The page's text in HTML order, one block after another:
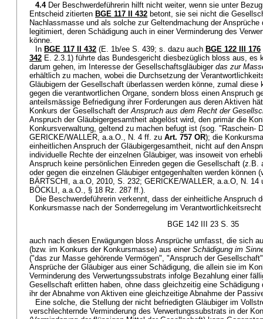
4.4 Der Beschwerdeführerin hilft nicht weiter, wenn sie unter
Entscheid zitierten BGE 117 II 432 betont, sie sei nicht die
Nachlassmasse und als solche zur Geltendmachung der Ansprüche
legitimiert, deren Schädigung auch in einer Verminderung des
könne.
In BGE 117 II 432 (E. 1b/ee S. 439; s. dazu auch BGE 122 III 176
342 E. 2.3.1) führte das Bundesgericht diesbezüglich bloss aus, es
darum gehen, im Interesse der Gesellschaftsgläubiger das zur
erhältlich zu machen, wobei die Durchsetzung der
Gläubigern der Gesellschaft überlassen werden könne, zumal diese
gegen die verantwortlichen Organe, sondern bloss einen Anspruch
anteilsmässige Befriedigung ihrer Forderungen aus deren Aktiven
Konkurs der Gesellschaft derAnspruch aus dem Recht der
Anspruch der Gläubigergesamtheit abgelöst wird, den primär die
Konkursverwaltung, geltend zu machen befugt ist (sog. "Raschein-
GERICKE/WALLER, a.a.O., N. 4 ff. zu Art. 757 OR); die
einheitlichen Anspruch der Gläubigergesamtheit, nicht auf den
individuelle Rechte der einzelnen Gläubiger, was insoweit von
Anspruch keine persönlichen Einreden gegen die Gesellschaft (z.B.
oder gegen die einzelnen Gläubiger entgegenhalten werden können
BÄRTSCHI, a.a.O, 2010, S. 232; GERICKE/WALLER, a.a.O, N. 14
BÖCKLI, a.a.O., § 18 Rz. 287 ff.).
Die Beschwerdeführerin verkennt, dass der einheitliche Anspruch
Konkursmasse nach der Sonderregelung im
BGE 142 III 23 S. 35
auch nach diesen Erwägungen bloss Ansprüche umfasst, die sich
(bzw. im Konkurs der Konkursmasse) aus einer Schädigung im
("das zur Masse gehörende Vermögen", "Anspruch der
Ansprüche der Gläubiger aus einer Schädigung, die allein sie im
Verminderung des Verwertungssubstrats infolge Bezahlung einer
Gesellschaft erlitten haben, ohne dass gleichzeitig eine
ihr der Abnahme von Aktiven eine gleichzeitige Abnahme der
Eine solche, die Stellung der nicht befriedigten Gläubiger im
verschlechternde Verminderung des Verwertungssubstrats in der